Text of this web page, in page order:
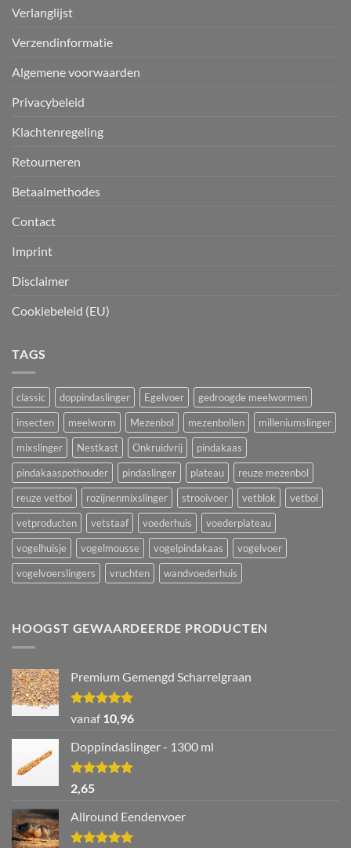
Verlanglijst
Verzendinformatie
Algemene voorwaarden
Privacybeleid
Klachtenregeling
Retourneren
Betaalmethodes
Contact
Imprint
Disclaimer
Cookiebeleid (EU)
TAGS
classic doppindaslinger Egelvoer
gedroogde meelwormen
insecten
meelworm Mezenbol mezenbollen
milleniumslinger
mixslinger
Nestkast Onkruidvrij
pindakaas
pindakaaspothouder
pindaslinger plateau
reuze mezenbol
reuze vetbol
rozijnenmixslinger strooivoer vetblok
vetbol
vetproducten
vetstaaf voederhuis
voederplateau
vogelhuisje
vogelmousse vogelpindakaas
vogelvoer
vogelvoerslingers
vruchten wandvoederhuis
HOOGST GEWAARDEERDE PRODUCTEN
Premium Gemengd Scharrelgraan
Waardering
uit 5
vanaf10,96
Doppindaslinger - 1300 ml
Waardering
5.00
2,65
Allround Eendenvoer